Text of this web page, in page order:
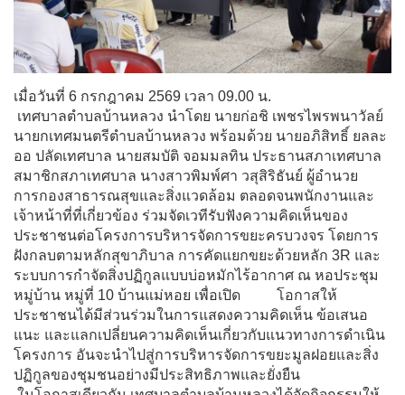
เมื่อวันที่ 6 กรกฎาคม 2569 เวลา 09.00 น.
นายกเทศมนตรีตำบลบ้านหลวง พร้อมด้วย นายอภิสิทธิ์ ยลละ
ออ ปลัดเทศบาล นายสมบัติ จอมมลทิน ประธานสภาเทศบาล
สมาชิกสภาเทศบาล นางสาวพิมพ์ศา วสุสิริธันย์ ผู้อำนวย
การกองสาธารณสุขและสิ่งแวดล้อม ตลอดจนพนักงานและ
เจ้าหน้าที่ที่เกี่ยวข้อง ร่วมจัดเวทีรับฟังความคิดเห็นของ
ประชาชนต่อโครงการบริหารจัดการขยะครบวงจร โดยการ
ฝังกลบตามหลักสุขาภิบาล การคัดแยกขยะด้วยหลัก 3R และ
ระบบการกำจัดสิ่งปฏิกูลแบบบ่อหมักไร้อากาศ ณ หอประชุม
หมู่บ้าน หมู่ที่ 10 บ้านแม่หอย เพื่อเปิด          โอกาสให้
ประชาชนได้มีส่วนร่วมในการแสดงความคิดเห็น ข้อเสนอ
แนะ และแลกเปลี่ยนความคิดเห็นเกี่ยวกับแนวทางการดำเนิน
โครงการ อันจะนำไปสู่การบริหารจัดการขยะมูลฝอยและสิ่ง
ปฏิกูลของชุมชนอย่างมีประสิทธิภาพและยั่งยืน